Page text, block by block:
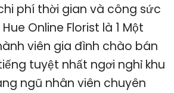
phí thời gian và công sức
Online Florist là 1 Một
viên gia đình chào bán
tuyệt nhất ngơi nghỉ khu
ngũ nhân viên chuyên